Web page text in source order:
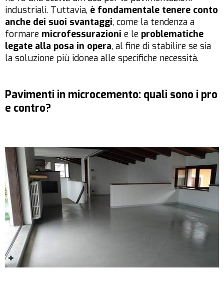
industriali. Tuttavia, è fondamentale tenere conto
anche dei suoi svantaggi, come la tendenza a
formare microfessurazioni e le problematiche
legate alla posa in opera, al fine di stabilire se sia
la soluzione più idonea alle specifiche necessità.
Pavimenti in microcemento: quali sono i pro
e contro?